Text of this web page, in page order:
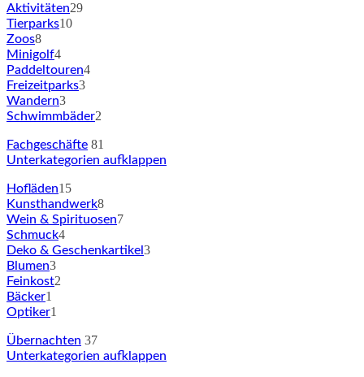
Aktivitäten29
Tierparks10
Zoos8
Minigolf4
Paddeltouren4
Freizeitparks3
Wandern3
Schwimmbäder2
Fachgeschäfte 81
Unterkategorien aufklappen
Hofläden15
Kunsthandwerk8
Wein & Spirituosen7
Schmuck4
Deko & Geschenkartikel 3
Blumen3
Feinkost2
Bäcker1
Optiker1
Übernachten 37
Unterkategorien aufklappen